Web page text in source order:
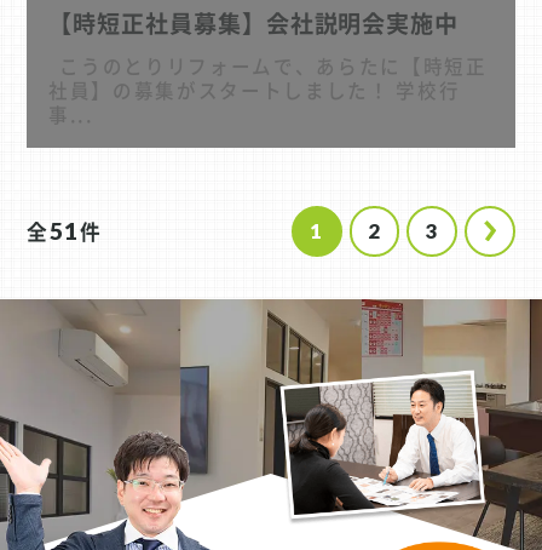
【時短正社員募集】会社説明会実施中
こうのとりリフォームで、あらたに【時短正
社員】の募集がスタートしました！ 学校行
事...
全51件 1 2 3